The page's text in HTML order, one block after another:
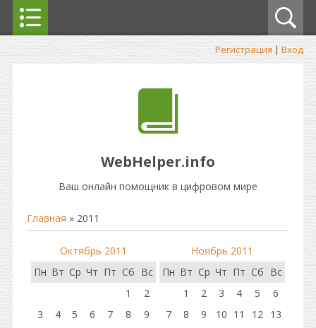
Регистрация | Вход
WebHelper.info
Ваш онлайн помощник в цифровом мире
Главная » 2011
Октябрь 2011
Пн Вт Ср Чт Пт Сб Вс
1
2
3
4 5 6 7 8
9
Ноябрь 2011
Пн Вт Ср Чт Пт Сб Вс
1
2 3 4 5
6
7
8 9 10 11 12 13